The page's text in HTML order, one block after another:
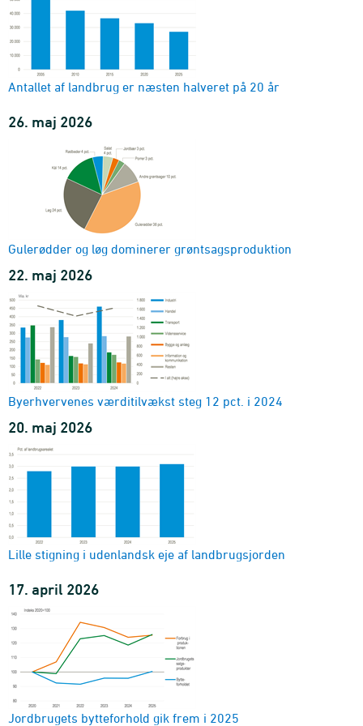
1993-2023
Væksthussektorens forbrug
forbrug
2002-2023
afgrøde
Antallet af landbrug er næsten halveret på 20 år
26. maj 2026
Gulerødder og løg dominerer grøntsagsproduktion
22. maj 2026
Byerhvervenes værditilvækst steg 12 pct. i 2024
20. maj 2026
Lille stigning i udenlandsk eje af landbrugsjorden
17. april 2026
Jordbrugets bytteforhold gik frem i 2025